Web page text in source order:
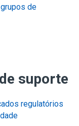
de
suporte
regulatórios